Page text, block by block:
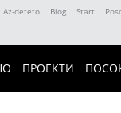
Az-deteto Blog Start
ПРОЕКТИ